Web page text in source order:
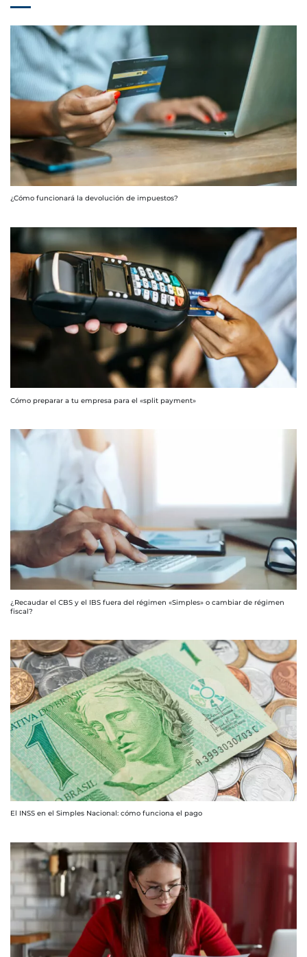
¿Cómo funcionará la devolución de impuestos?
Cómo preparar a tu empresa para el «split payment»
¿Recaudar el CBS y el IBS fuera del régimen «Simples» o cambiar de régimen
fiscal?
El INSS en el Simples Nacional: cómo funciona el pago